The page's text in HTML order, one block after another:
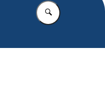
Vul in wat u